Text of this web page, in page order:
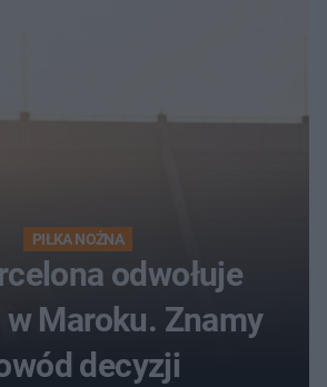
PIŁKA NOŻNA
odwołuje
Maroku. Znamy
decyzji